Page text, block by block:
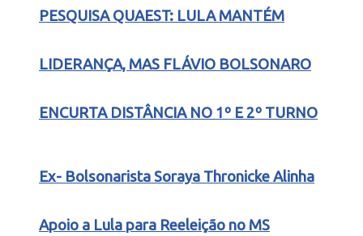
PESQUISA QUAEST: LULA MANTÉM
LIDERANÇA, MAS FLÁVIO BOLSONARO
ENCURTA DISTÂNCIA NO 1º E 2º TURNO
Ex- Bolsonarista Soraya Thronicke Alinha
Apoio a Lula para Reeleição no MS